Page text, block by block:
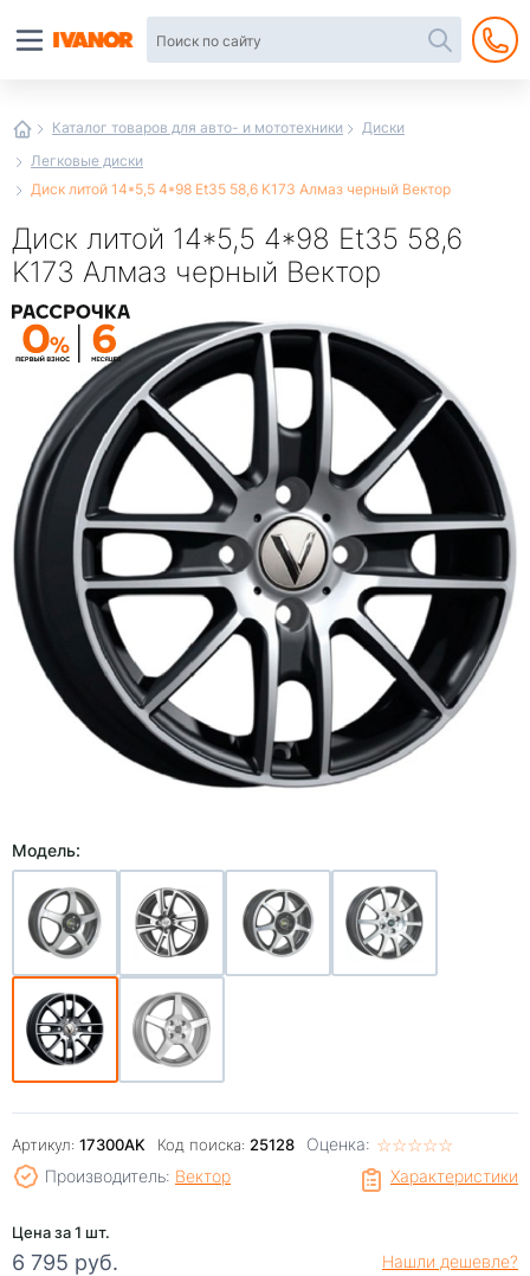
Каталог товаров для авто- и мототехники
Диски
Легковые диски
Диск литой 14*5,5 4*98 Et35 58,6 K173 Алмаз черный Вектор
Диск литой 14*5,5 4*98 Et35 58,6
K173 Алмаз черный Вектор
Модель:
Артикул: 17300AK Код поиска: 25128 Оценка: ☆☆☆☆☆
★★★★★
Характеристики
Производитель: Вектор
Цена за 1 шт.
6 795 руб. Нашли дешевле?
интернет-